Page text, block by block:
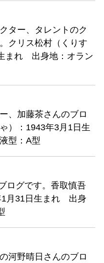
ター、タレントのク
クリス松村（くりす
まれ 出身地：オラン
、加藤茶さんのブロ
）：1943年3月1日生
型：A型
ログです。香取慎吾
1月31日生まれ 出身
河野晴日さんのブロ